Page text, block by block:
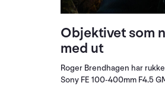
Objektivet som
med ut
Roger Brendhagen har
Sony FE 100-400mm F4.5